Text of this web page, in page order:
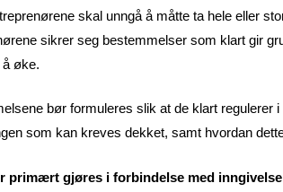
skal unngå å måtte ta hele eller
sikrer seg bestemmelser som klart gir
øke.
bør formuleres slik at de klart regulerer
som kan kreves dekket, samt hvordan
primært gjøres i forbindelse med